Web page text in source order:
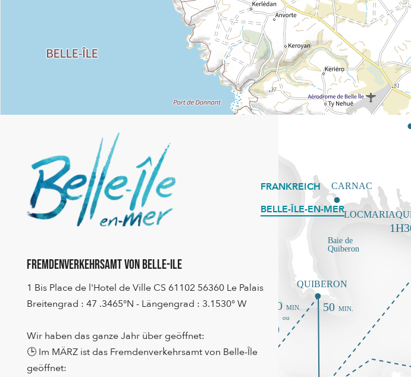
Fremdenverkehrsamt von Belle-Ile
1 Bis Place de l'Hotel de Ville CS 61102 56360 Le Palais
Breitengrad : 47 .3465°N - Längengrad : 3.1530° W
Wir haben das ganze Jahr über geöffnet:
🕒 Im MÄRZ ist das Fremdenverkehrsamt von Belle-Île
geöffnet:
FRANKREICH
BELLE-ÎLE-EN-MER